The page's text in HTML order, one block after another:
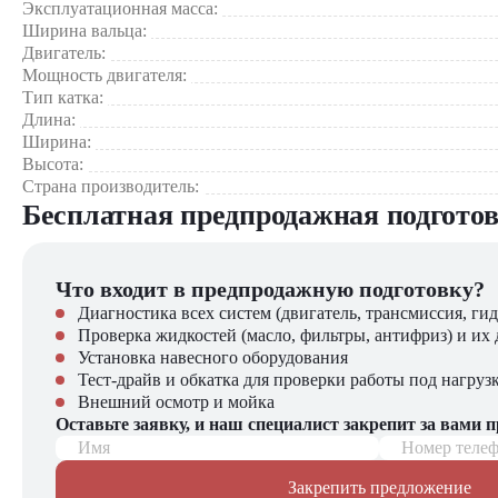
Автоматическая система орошения
Области применения:
Финишное уплотнение асфальтобетонных покрытий
Строительство и ремонт автомагистралей
Укладка верхних слоев дорожного полотна
Работы на парковках и промышленных площадках
Уплотнение оснований под различные покрытия
Создание ровных и долговечных поверхностей
Компания "ЦТО" – официальный дилер Bomag предлагает:
Новые катки Bomag BW 100 SCC-5 с полной гарантией 24
Оригинальные запасные части в наличии на складе
Профессиональное сервисное обслуживание
Гибкие условия покупки и кредитования
Консультации опытных специалистов
Bomag BW 100 SCC-5 – профессиональный инструмент
оборудования от ведущих мировых производителей.
Звоните нам сегодня – мы подберем оптимальное решение
Эксплуатационная масса:
Ширина вальца:
Двигатель:
Мощность двигателя:
Тип катка:
Длина:
Ширина:
Высота:
Страна производитель:
Бесплатная предпродажная
Что входит в предпродажную подготовку?
Диагностика всех систем (двигатель, трансмиссия,
Проверка жидкостей (масло, фильтры, антифриз) и их
Установка навесного оборудования
Тест-драйв и обкатка для проверки работы под
Внешний осмотр и мойка
Оставьте заявку, и наш специалист закрепит за вами
Имя
Номер
Закрепить предложение